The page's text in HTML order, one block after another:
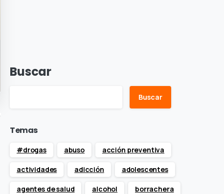
Buscar
Buscar
Temas
#drogas abuso acción preventiva
actividades adicción adolescentes
agentes de salud alcohol borrachera